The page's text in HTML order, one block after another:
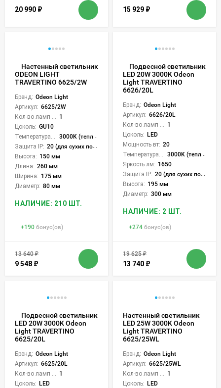
20 990 ₽ 15 929 ₽
Настенный светильник
ODEON LIGHT
TRAVERTINO 6625/2W
Бренд: Odeon Light
Артикул: 6625/2W
Кол-во ламп или LED: 1
Цоколь: GU10
Температура света:
3000K (теплый)
Защита IP: 20 (для сухих пом.)
Высота: 150 мм
Длина: 260 мм
Ширина: 175 мм
Диаметр: 80 мм
НАЛИЧИЕ: 210 ШТ.
+190 бонус(ов)
13 640₽
9 548 ₽
Подвесной светильник
LED 20W 3000K Odeon
Light TRAVERTINO
6626/20L
Бренд: Odeon Light
Артикул: 6626/20L
Кол-во ламп или LED: 1
Цоколь: LED
Мощность вт: 20
Температура света:
3000K (теплый)
Яркость лм: 1650
Защита IP: 20 (для сухих пом.)
Высота: 195 мм
Диаметр: 300 мм
НАЛИЧИЕ: 2 ШТ.
+274 бонус(ов)
19 625₽
13 740 ₽
Подвесной светильник
LED 20W 3000K Odeon
Light TRAVERTINO
6625/20L
Бренд: Odeon Light
Артикул: 6625/20L
Кол-во ламп или LED: 1
Цоколь: LED
Настенный светильник
LED 25W 3000K Odeon
Light TRAVERTINO
6625/25WL
Бренд: Odeon Light
Артикул: 6625/25WL
Кол-во ламп или LED: 1
Цоколь: LED